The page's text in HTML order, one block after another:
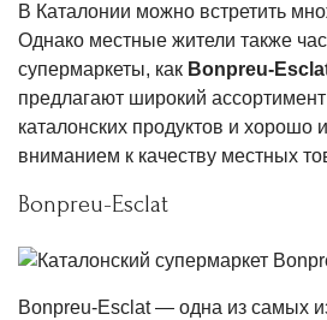
В Каталонии можно встретить
Однако местные жители также
супермаркеты, как Bonpreu-
предлагают широкий
каталонских продуктов и хорошо
вниманием к качеству местных
Bonpreu-Esclat
Bonpreu-Esclat — одна из самых